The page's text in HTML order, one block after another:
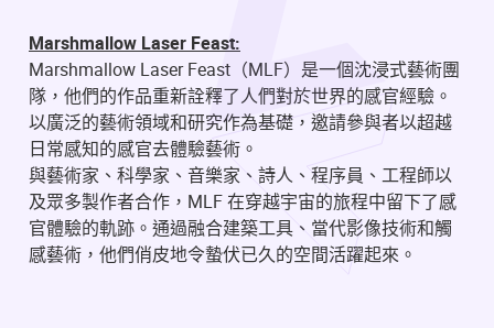
Marshmallow Laser Feast:
Marshmallow Laser Feast（MLF）是一個沈浸式藝術團
隊，他們的作品重新詮釋了人們對於世界的感官經驗。
以廣泛的藝術領域和研究作為基礎，邀請參與者以超越
日常感知的感官去體驗藝術。
與藝術家、科學家、音樂家、詩人、程序員、工程師以
及眾多製作者合作，MLF 在穿越宇宙的旅程中留下了感
官體驗的軌跡。通過融合建築工具、當代影像技術和觸
感藝術，他們俏皮地令蟄伏已久的空間活躍起來。